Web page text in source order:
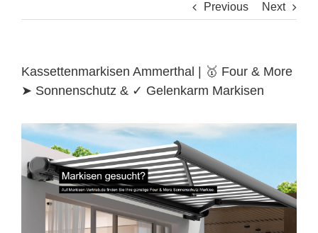
Previous Next
Kassettenmarkisen Ammerthal | 🥇 Four & More
➤ Sonnenschutz & ✓ Gelenkarm Markisen